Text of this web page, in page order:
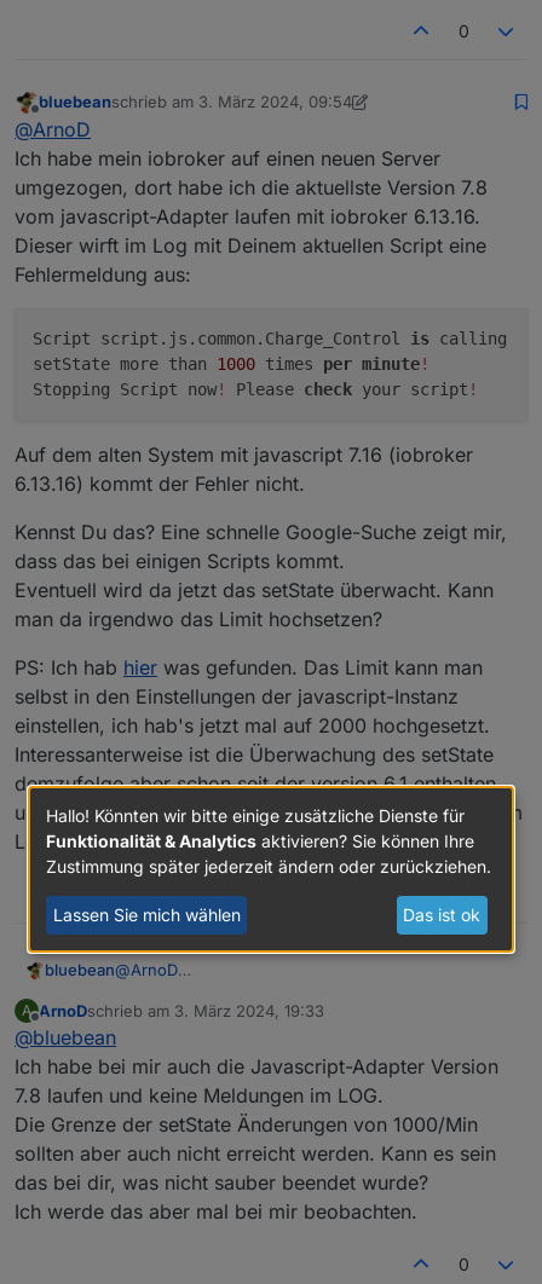
0
Offline
bluebeanschrieb am 3. März 2024, 09:54
zuletzt editiert von bluebean3. März 2024, 11:08
@ArnoD
Ich habe mein iobroker auf einen neuen Server
umgezogen, dort habe ich die aktuellste Version 7.8
vom javascript-Adapter laufen mit iobroker 6.13.16.
Dieser wirft im Log mit Deinem aktuellen Script eine
Fehlermeldung aus:
Script script.js.common.Charge_Control is calling
setState more than 1000 times per minute!
Stopping Script now! Please check your script !
Auf dem alten System mit javascript 7.16 (iobroker
6.13.16) kommt der Fehler nicht.
Kennst Du das? Eine schnelle Google-Suche zeigt mir,
dass das bei einigen Scripts kommt.
Eventuell wird da jetzt das setState überwacht. Kann
man da irgendwo das Limit hochsetzen?
PS: Ich hab hier was gefunden. Das Limit kann man
selbst in den Einstellungen der javascript-Instanz
einstellen, ich hab's jetzt mal auf 2000 hochgesetzt.
Interessanterweise ist die Überwachung des setState
demzufolge aber schon seit der version 6.1 enthalten,
und dennoch habe ich das bei der Version 7.1.6 nicht im
Log.
0
bluebean@ArnoD
umgezogen, dort habe ich die aktuellste Version 7.8
vom javascript-Adapter laufen mit iobroker 6.13.16.
Dieser wirft im Log mit Deinem aktuellen Script eine
Fehlermeldung aus:
Auf dem alten System mit javascript 7.16 (iobroker
6.13.16) kommt der Fehler nicht.
Kennst Du das? Eine schnelle Google-Suche zeigt
mir, dass das bei einigen Scripts kommt.
Eventuell wird da jetzt das setState überwacht. Kann
man da irgendwo das Limit hochsetzen?
PS: Ich habhierwas gefunden. Das Limit kann man
selbst in den Einstellungen der javascript-Instanz
Interessanterweise ist die Überwachung des
enthalten, und dennoch habe ich das bei der Version
A
Offline
ArnoDschrieb am 3. März 2024, 19:33
zuletzt editiert von
@bluebean
Ich habe bei mir auch die Javascript-Adapter Version
7.8 laufen und keine Meldungen im LOG.
Die Grenze der setState Änderungen von 1000/Min
sollten aber auch nicht erreicht werden. Kann es sein
das bei dir, was nicht sauber beendet wurde?
Ich werde das aber mal bei mir beobachten.
0
Hallo! Könnten wir bitte einige zusätzliche Dienste für
Funktionalität & Analytics aktivieren? Sie können Ihre
Zustimmung später jederzeit ändern oder zurückziehen.
Lassen Sie mich wählen Das ist ok